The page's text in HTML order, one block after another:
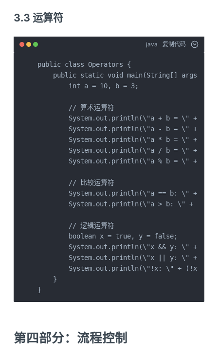
3.3 运算符
java 复制代码
public class Operators {
    public static void main(String[] args) {
        int a = 10, b = 3;
        // 算术运算符
System.out.println(\"a + b = \" + (a
System.out.println(\"a - b = \" + (a
System.out.println(\"a * b = \" + (a
System.out.println(\"a / b = \" + (a
System.out.println(\"a % b = \" + (a
        // 比较运算符
System.out.println(\"a == b: \" + (a
System.out.println(\"a > b: \" + (a >
        // 逻辑运算符
        boolean x = true, y = false;
System.out.println(\"x && y: \" + (x
System.out.println(\"x || y: \" + (x
System.out.println(\"!x: \" + (!x));
    }
}
第四部分：流程控制